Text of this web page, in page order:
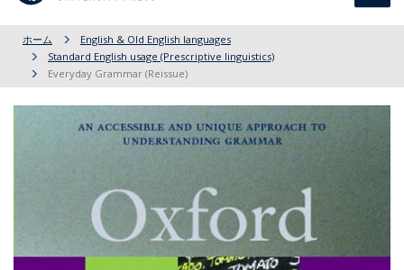
ホーム
English & Old English languages
Standard English usage (Prescriptive linguistics)
Everyday Grammar (Reissue)